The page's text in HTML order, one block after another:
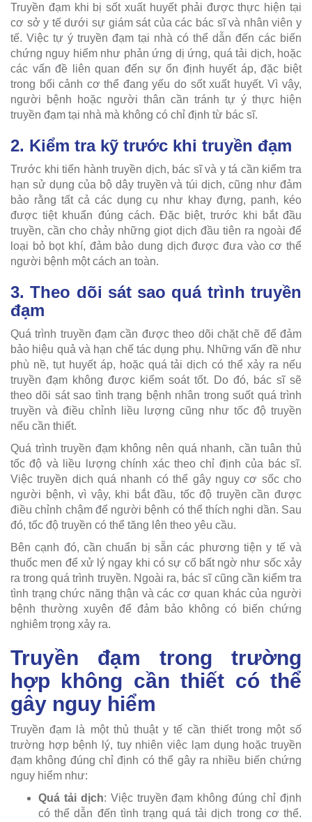
Truyền đạm khi bị sốt xuất huyết phải được thực hiện tại
cơ sở y tế dưới sự giám sát của các bác sĩ và nhân viên y
tế. Việc tự ý truyền đạm tại nhà có thể dẫn đến các biến
chứng nguy hiểm như phản ứng dị ứng, quá tải dịch, hoặc
các vấn đề liên quan đến sự ổn định huyết áp, đặc biệt
trong bối cảnh cơ thể đang yếu do sốt xuất huyết. Vì vậy,
người bệnh hoặc người thân cần tránh tự ý thực hiện
truyền đạm tại nhà mà không có chỉ định từ bác sĩ.
2. Kiểm tra kỹ trước khi truyền đạm
Trước khi tiến hành truyền dịch, bác sĩ và y tá cần kiểm tra
hạn sử dụng của bộ dây truyền và túi dịch, cũng như đảm
bảo rằng tất cả các dụng cụ như khay đựng, panh, kéo
được tiệt khuẩn đúng cách. Đặc biệt, trước khi bắt đầu
truyền, cần cho chảy những giọt dịch đầu tiên ra ngoài để
loại bỏ bọt khí, đảm bảo dung dịch được đưa vào cơ thể
người bệnh một cách an toàn.
3. Theo dõi sát sao quá trình truyền
đạm
Quá trình truyền đạm cần được theo dõi chặt chẽ để đảm
bảo hiệu quả và hạn chế tác dụng phụ. Những vấn đề như
phù nề, tụt huyết áp, hoặc quá tải dịch có thể xảy ra nếu
truyền đạm không được kiểm soát tốt. Do đó, bác sĩ sẽ
theo dõi sát sao tình trạng bệnh nhân trong suốt quá trình
truyền và điều chỉnh liều lượng cũng như tốc độ truyền
nếu cần thiết.
Quá trình truyền đạm không nên quá nhanh, cần tuân thủ
tốc độ và liều lượng chính xác theo chỉ định của bác sĩ.
Việc truyền dịch quá nhanh có thể gây nguy cơ sốc cho
người bệnh, vì vậy, khi bắt đầu, tốc độ truyền cần được
điều chỉnh chậm để người bệnh có thể thích nghi dần. Sau
đó, tốc độ truyền có thể tăng lên theo yêu cầu.
Bên cạnh đó, cần chuẩn bị sẵn các phương tiện y tế và
thuốc men để xử lý ngay khi có sự cố bất ngờ như sốc xảy
ra trong quá trình truyền. Ngoài ra, bác sĩ cũng cần kiểm tra
tình trạng chức năng thận và các cơ quan khác của người
bệnh thường xuyên để đảm bảo không có biến chứng
nghiêm trọng xảy ra.
Truyền đạm trong trường
hợp không cần thiết có thể
gây nguy hiểm
Truyền đạm là một thủ thuật y tế cần thiết trong một số
trường hợp bệnh lý, tuy nhiên việc lạm dụng hoặc truyền
đạm không đúng chỉ định có thể gây ra nhiều biến chứng
nguy hiểm như:
Quá tải dịch: Việc truyền đạm không đúng chỉ định
có thể dẫn đến tình trạng quá tải dịch trong cơ thể.